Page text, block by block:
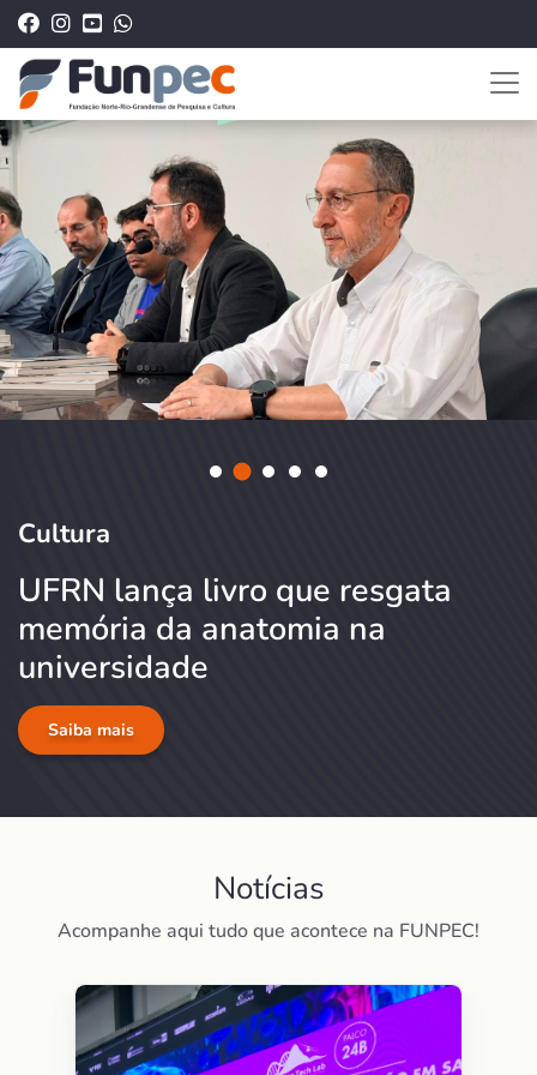
Cultura
UFRN lança livro que resgata
memória da anatomia na
universidade
Saiba mais
Notícias
Acompanhe aqui tudo que acontece na FUNPEC!